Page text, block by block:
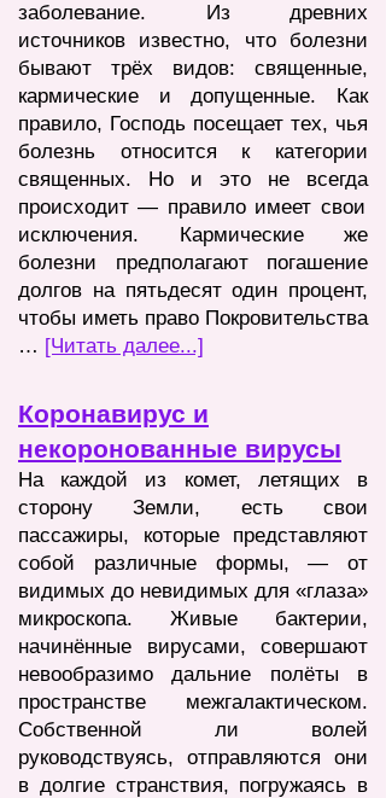
заболевание. Из древних
источников известно, что болезни
бывают трёх видов: священные,
кармические и допущенные. Как
правило, Господь посещает тех, чья
болезнь относится к категории
священных. Но и это не всегда
происходит — правило имеет свои
исключения. Кармические же
болезни предполагают погашение
долгов на пятьдесят один процент,
чтобы иметь право Покровительства
… [Читать далее...]
Коронавирус и
некоронованные вирусы
На каждой из комет, летящих в
сторону Земли, есть свои
пассажиры, которые представляют
собой различные формы, — от
видимых до невидимых для «глаза»
микроскопа. Живые бактерии,
начинённые вирусами, совершают
невообразимо дальние полёты в
пространстве межгалактическом.
Собственной ли волей
руководствуясь, отправляются они
в долгие странствия, погружаясь в